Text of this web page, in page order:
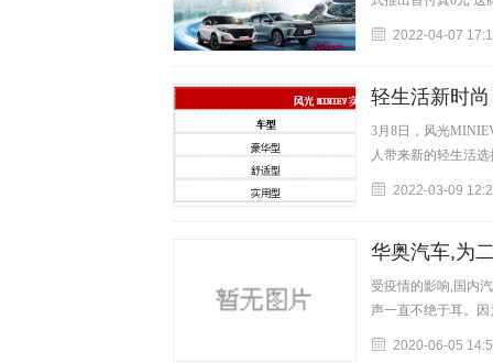
2022-04-07
轻生活新时
3月8日，风光
人带来新的轻生活
2022-03-09
华奥汽车,为
受疫情的影响,国内
声一直不绝于耳。
2020-06-05